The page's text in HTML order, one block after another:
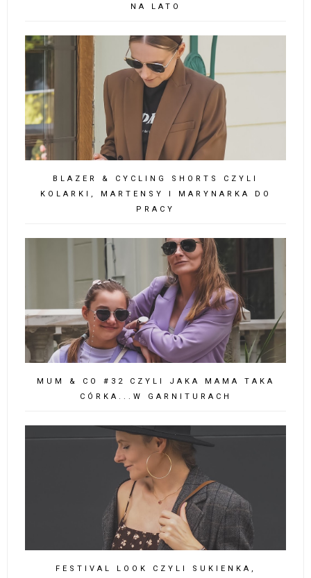
NA LATO
BLAZER & CYCLING SHORTS CZYLI
KOLARKI, MARTENSY I MARYNARKA DO
PRACY
MUM & CO #32 CZYLI JAKA MAMA TAKA
CÓRKA...W GARNITURACH
FESTIVAL LOOK CZYLI SUKIENKA,